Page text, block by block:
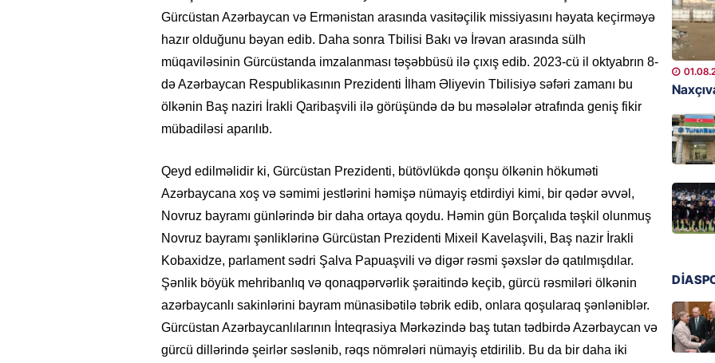
Gürcüstan Azərbaycan və Ermənistan arasında vasitəçilik missiyasını həyata keçirməyə
hazır olduğunu bəyan edib. Daha sonra Tbilisi Bakı və İrəvan arasında sülh
müqaviləsinin Gürcüstanda imzalanması təşəbbüsü ilə çıxış edib. 2023-cü il oktyabrın 8-
də Azərbaycan Respublikasının Prezidenti İlham Əliyevin Tbilisiyə səfəri zamanı bu
ölkənin Baş naziri İrakli Qaribaşvili ilə görüşündə də bu məsələlər ətrafında geniş fikir
mübadiləsi aparılıb.
Qeyd edilməlidir ki, Gürcüstan Prezidenti, bütövlükdə qonşu ölkənin hökuməti
Azərbaycana xoş və səmimi jestlərini həmişə nümayiş etdirdiyi kimi, bir qədər əvvəl,
Novruz bayramı günlərində bir daha ortaya qoydu. Həmin gün Borçalıda təşkil olunmuş
Novruz bayramı şənliklərinə Gürcüstan Prezidenti Mixeil Kavelaşvili, Baş nazir İrakli
Kobaxidze, parlament sədri Şalva Papuaşvili və digər rəsmi şəxslər də qatılmışdılar.
Şənlik böyük mehribanlıq və qonaqpərvərlik şəraitində keçib, gürcü rəsmiləri ölkənin
azərbaycanlı sakinlərini bayram münasibətilə təbrik edib, onlara qoşularaq şənləniblər.
Gürcüstan Azərbaycanlılarının İnteqrasiya Mərkəzində baş tutan tədbirdə Azərbaycan və
gürcü dillərində şeirlər səslənib, rəqs nömrələri nümayiş etdirilib. Bu da bir daha iki
İDMAN
HADISƏ
GÜNDƏM
milyon
xərcləri
GÜNDƏM